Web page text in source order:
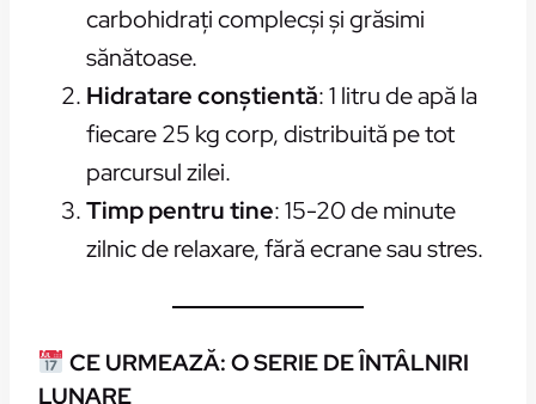
carbohidrați complecși și grăsimi
sănătoase.
Hidratare conștientă: 1 litru de apă la
fiecare 25 kg corp, distribuită pe tot
parcursul zilei.
Timp pentru tine: 15-20 de minute
zilnic de relaxare, fără ecrane sau stres.
CE URMEAZĂ: O SERIE DE ÎNTÂLNIRI
LUNARE